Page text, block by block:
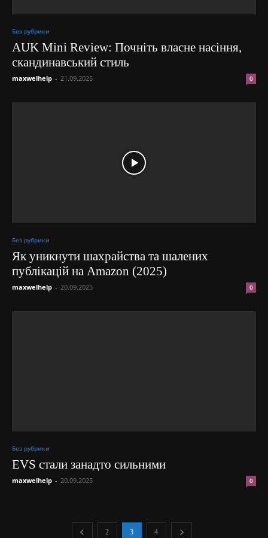
Без рубрики
AUK Mini Review: Почніть власне насіння,
скандинавський стиль
maxwelhelp - 21.09.2025 0
Без рубрики
Як уникнути шахрайства та шалених
публікацій на Amazon (2025)
maxwelhelp - 20.09.2025 0
Без рубрики
EVS стали занадто сильними
maxwelhelp - 20.09.2025 0
2 3 4